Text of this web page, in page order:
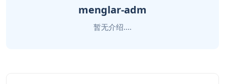
menglar-adm
暂无介绍....